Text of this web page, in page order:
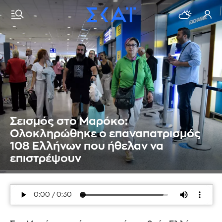
Σεισμός στο Μαρόκο:
Ολοκληρώθηκε ο επαναπατρισμός
108 Ελλήνων που ήθελαν να
επιστρέψουν